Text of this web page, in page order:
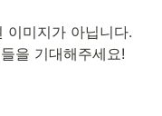
이미지가 아닙니다.
을 기대해주세요!